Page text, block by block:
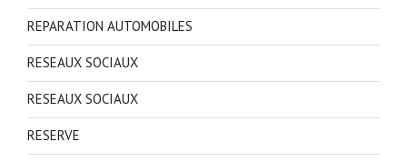
REPARATION AUTOMOBILES
RESEAUX SOCIAUX
RESEAUX SOCIAUX
RESERVE